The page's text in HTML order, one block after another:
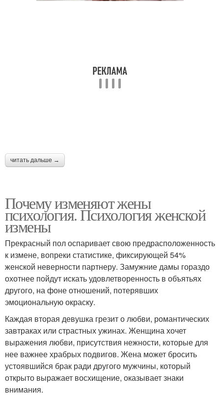
читать дальше →
Почему изменяют жены
психология. Психология женской
измены
Прекрасный пол оспаривает свою предрасположенность
к измене, вопреки статистике, фиксирующей 54%
женской неверности партнеру. Замужние дамы гораздо
охотнее пойдут искать удовлетворенность в объятьях
другого, на фоне отношений, потерявших
эмоциональную окраску.
Каждая вторая девушка грезит о любви, романтических
завтраках или страстных ужинах. Женщина хочет
выражения любви, присутствия нежности, которые для
нее важнее храбрых подвигов. Жена может бросить
устоявшийся брак ради другого мужчины, который
открыто выражает восхищение, оказывает знаки
внимания.